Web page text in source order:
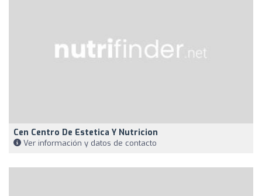
Cen Centro De Estetica Y Nutricion
Ver información y datos de contacto